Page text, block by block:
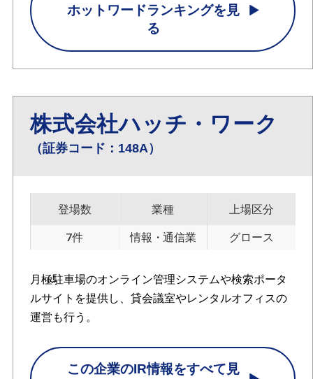
ホットワードランキングを見
る
株式会社ハッチ・ワーク
（証券コード：148A）
登場数
7件
業種
情報・通信業
上場区分
グロース
月極駐車場のオンライン管理システムや検索ポータ
ルサイトを提供し、貸会議室やレンタルオフィスの
運営も行う。
この企業のIR情報をすべて見